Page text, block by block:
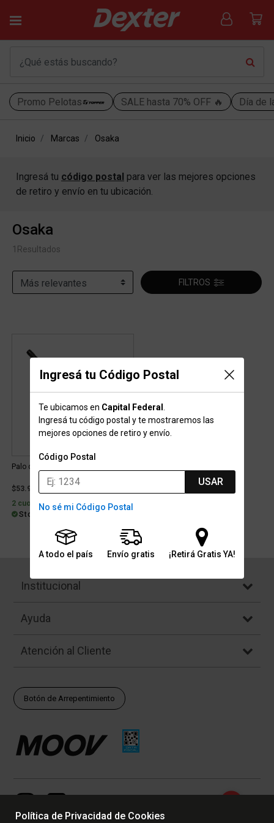
Promo Pelotas SALE hasta 70% OFF 🔥 Día de
Ingresá tu Código Postal
Te ubicamos en Capital Federal
Ingresá tu código postal y te mostraremos las
mejores opciones de retiro y envío.
Código Postal
USAR
No sé mi Código Postal
A todo el país Envío gratis ¡Retirá Gratis YA!
Inicio Marcas Osaka
Ingresá tu código postal para ver las mejores opciones
de retiro y envío en tu ubicación.
Osaka
1 Resultados
FILTROS
Palo de Hockey Osaka Grow Bow
$53.999
2 cuotas sin interés de $27.000
Stock para envío
Institucional
Ayuda
Atención al Cliente
Botón de Arrepentimiento
Política de Privacidad de Cookies